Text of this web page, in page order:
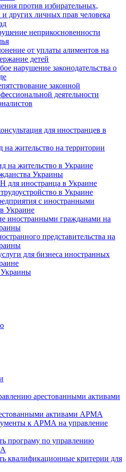
против избирательных,
и других личных прав человека
неприкосновенности
от уплаты алиментов на
детей
нарушение законодательства о
законной
деятельности
для иностранцев в
жительство на территории
на жительство в Украине
Украины
для иностранца в Украине
в Украине
с иностранными
Украине
иностранными гражданами на
представительства на
для бизнеса иностранных
Украины
арестованными активами
активами АРМА
к АРМА на управление
програму по управлению
квалификационные критерии для